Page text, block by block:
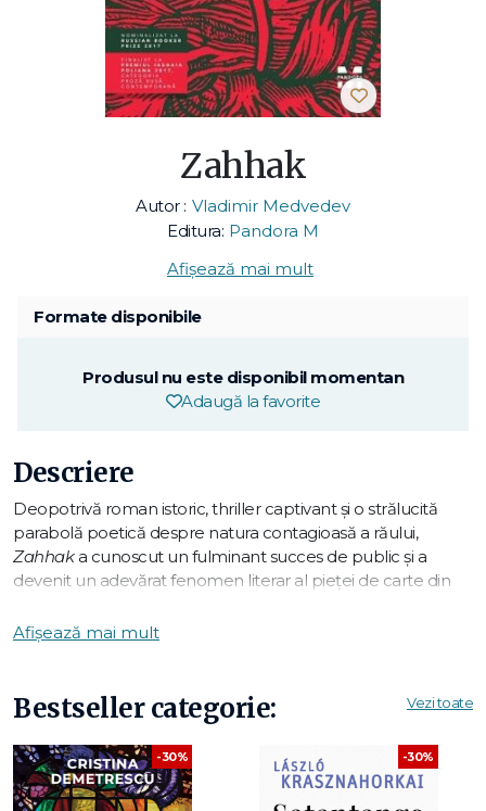
Zahhak
Autor : Vladimir Medvedev
Editura: Pandora M
Afișează mai mult
Formate disponibile
Produsul nu este disponibil momentan
Adaugă la favorite
Descriere
Deopotrivă roman istoric, thriller captivant şi o strălucită
parabolă poetică despre natura contagioasă a răului,
Zahhaka cunoscut un fulminant succes de public şi a
devenit un adevărat fenomen literar al pieței de carte din
destrămarea Uniunii Sovietice – şi anume, în timpul
devastatorului război civil de la începutul anilor 1990.
După ce soțul ei este ucis, Vera, o profesoară rusoaică,
împreună cu copiii săi adolescenți, se refugiază la rudele lor
Afișează mai mult
Bestseller categorie: Vezi toate
-30% -30%